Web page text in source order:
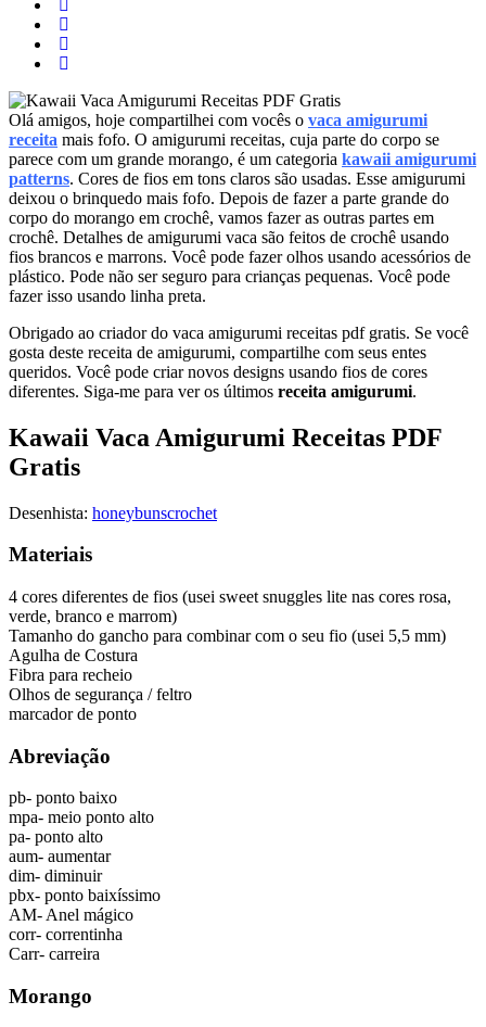
Olá amigos, hoje compartilhei com vocês o vaca amigurumi
receita mais fofo. O amigurumi receitas, cuja parte do corpo se
parece com um grande morango, é um categoria kawaii amigurumi
patterns. Cores de fios em tons claros são usadas. Esse amigurumi
deixou o brinquedo mais fofo. Depois de fazer a parte grande do
corpo do morango em crochê, vamos fazer as outras partes em
crochê. Detalhes de amigurumi vaca são feitos de crochê usando
fios brancos e marrons. Você pode fazer olhos usando acessórios de
plástico. Pode não ser seguro para crianças pequenas. Você pode
fazer isso usando linha preta.
Obrigado ao criador do vaca amigurumi receitas pdf gratis. Se você
gosta deste receita de amigurumi, compartilhe com seus entes
queridos. Você pode criar novos designs usando fios de cores
diferentes. Siga-me para ver os últimos receita amigurumi.
Kawaii Vaca Amigurumi Receitas PDF
Gratis
Desenhista: honeybunscrochet
Materiais
4 cores diferentes de fios (usei sweet snuggles lite nas cores rosa,
verde, branco e marrom)
Tamanho do gancho para combinar com o seu fio (usei 5,5 mm)
Agulha de Costura
Fibra para recheio
Olhos de segurança / feltro
marcador de ponto
Abreviação
pb- ponto baixo
mpa- meio ponto alto
pa- ponto alto
aum- aumentar
dim- diminuir
pbx- ponto baixíssimo
AM- Anel mágico
corr- correntinha
Carr- carreira
Morango